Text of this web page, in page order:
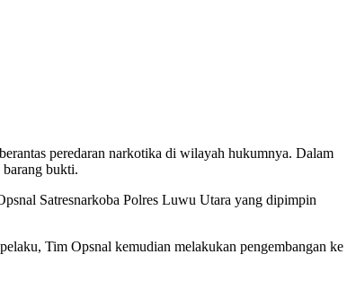
peredaran narkotika di wilayah hukumnya. Dalam
barang bukti.
Satresnarkoba Polres Luwu Utara yang dipimpin
Tim Opsnal kemudian melakukan pengembangan ke